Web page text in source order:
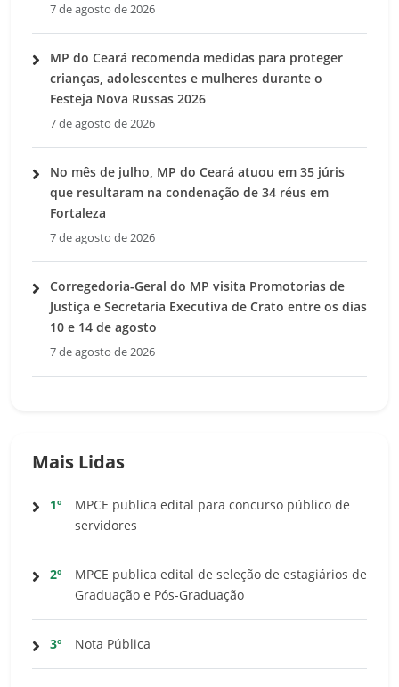
7 de agosto de 2026
MP do Ceará recomenda medidas para proteger
crianças, adolescentes e mulheres durante o
Festeja Nova Russas 2026
7 de agosto de 2026
No mês de julho, MP do Ceará atuou em 35 júris
que resultaram na condenação de 34 réus em
Fortaleza
7 de agosto de 2026
Corregedoria-Geral do MP visita Promotorias de
Justiça e Secretaria Executiva de Crato entre os dias
10 e 14 de agosto
7 de agosto de 2026
Mais Lidas
1º
MPCE publica edital para concurso público de
servidores
2º
MPCE publica edital de seleção de estagiários de
Graduação e Pós-Graduação
3º Nota Pública